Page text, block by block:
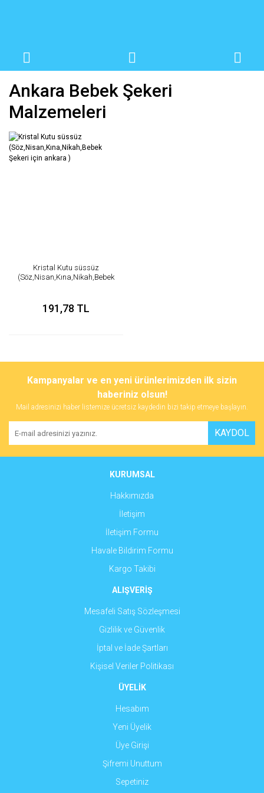
Ankara Bebek Şekeri
Malzemeleri
Kristal Kutu süssüz
(Söz,Nisan,Kına,Nikah,Bebek
191,78 TL
Kampanyalar ve en yeni ürünlerimizden ilk sizin
haberiniz olsun!
Mail adresinizi haber listemize ücretsiz kaydedin bizi takip etmeye başlayın.
KAYDOL
KURUMSAL
Hakkımızda
İletişim
İletişim Formu
Havale Bildirim Formu
Kargo Takibi
ALIŞVERİŞ
Mesafeli Satış Sözleşmesi
Gizlilik ve Güvenlik
İptal ve İade Şartları
Kişisel Veriler Politikası
ÜYELİK
Hesabım
Yeni Üyelik
Üye Girişi
Şifremi Unuttum
Sepetiniz